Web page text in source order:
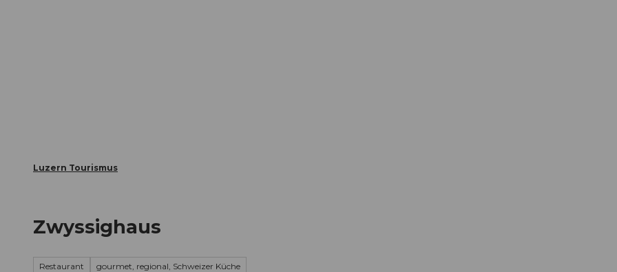
Luzern Tourismus
Zwyssighaus
Restaurant gourmet, regional, Schweizer Küche